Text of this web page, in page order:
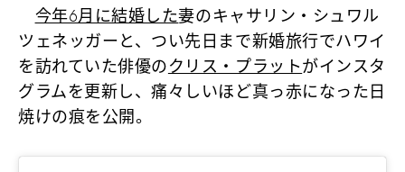
今年6月に結婚した妻のキャサリン・シュワル
ツェネッガーと、つい先日まで新婚旅行でハワイ
を訪れていた俳優のクリス・プラットがインスタ
グラムを更新し、痛々しいほど真っ赤になった日
焼けの痕を公開。